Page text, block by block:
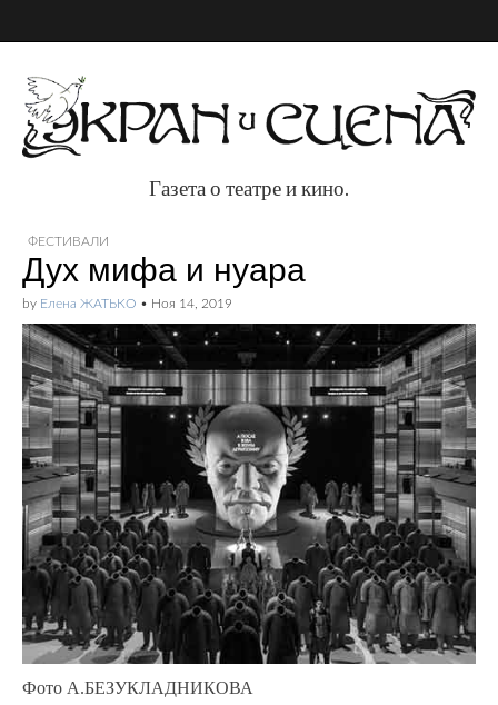
Газета о театре и
кино.
Газета о театре и кино.
ФЕСТИВАЛИ
Дух мифа и нуара
by Елена ЖАТЬКО • Ноя 14, 2019
Фото А.БЕЗУКЛАДНИКОВА